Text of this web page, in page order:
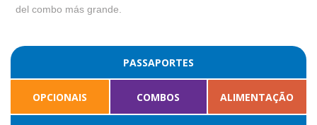
del combo más grande.
PASSAPORTES
OPCIONAIS COMBOS ALIMENTAÇÃO